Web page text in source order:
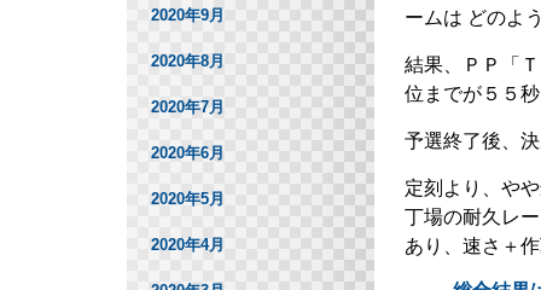
ームは どのよ
結果、ＰＰ「
位までが５５
予選終了後、
定刻より、や
丁場の耐久レ
あり、速さ＋
2020年9月
2020年8月
2020年7月
2020年6月
2020年5月
2020年4月